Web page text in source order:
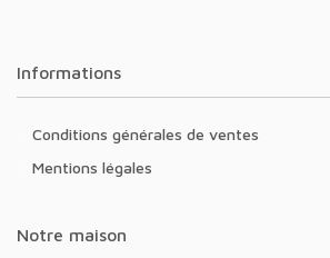
Informations
Conditions générales de ventes
Mentions légales
Notre maison